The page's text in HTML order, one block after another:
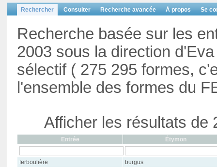
Rechercher Consulter Recherche avancée À propos Se
Recherche basée sur les
2003 sous la direction
sélectif ( 275 295 formes,
l'ensemble des formes du
Afficher les résultats de
Entrée Étymon
ferboulière
burgus